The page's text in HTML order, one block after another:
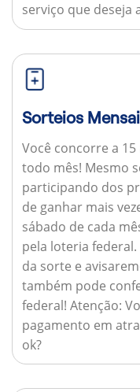
serviço que deseja
Sorteios
Você concorre a
todo mês! Mesmo
participando dos
de ganhar mais
sábado de cada
pela loteria
da sorte e
também pode
federal! Atenção:
pagamento em
ok?